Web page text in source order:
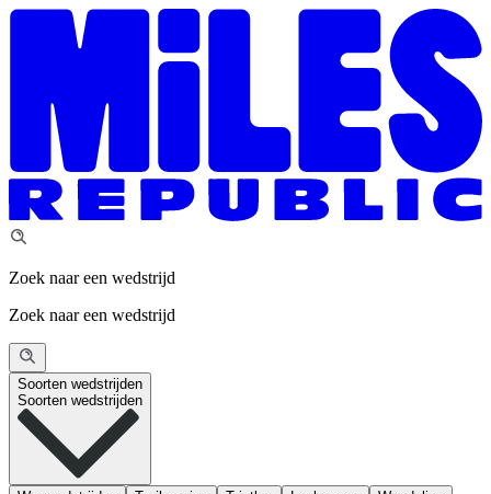
Zoek naar een wedstrijd
Zoek naar een wedstrijd
Soorten wedstrijden
Soorten wedstrijden